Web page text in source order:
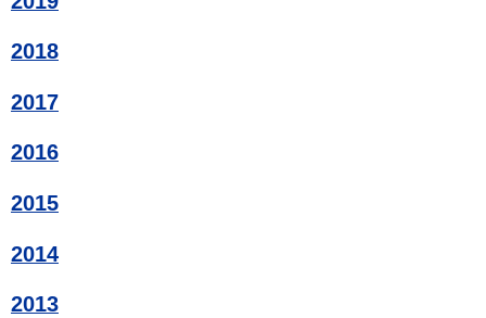
2018
2017
2016
2015
2014
2013